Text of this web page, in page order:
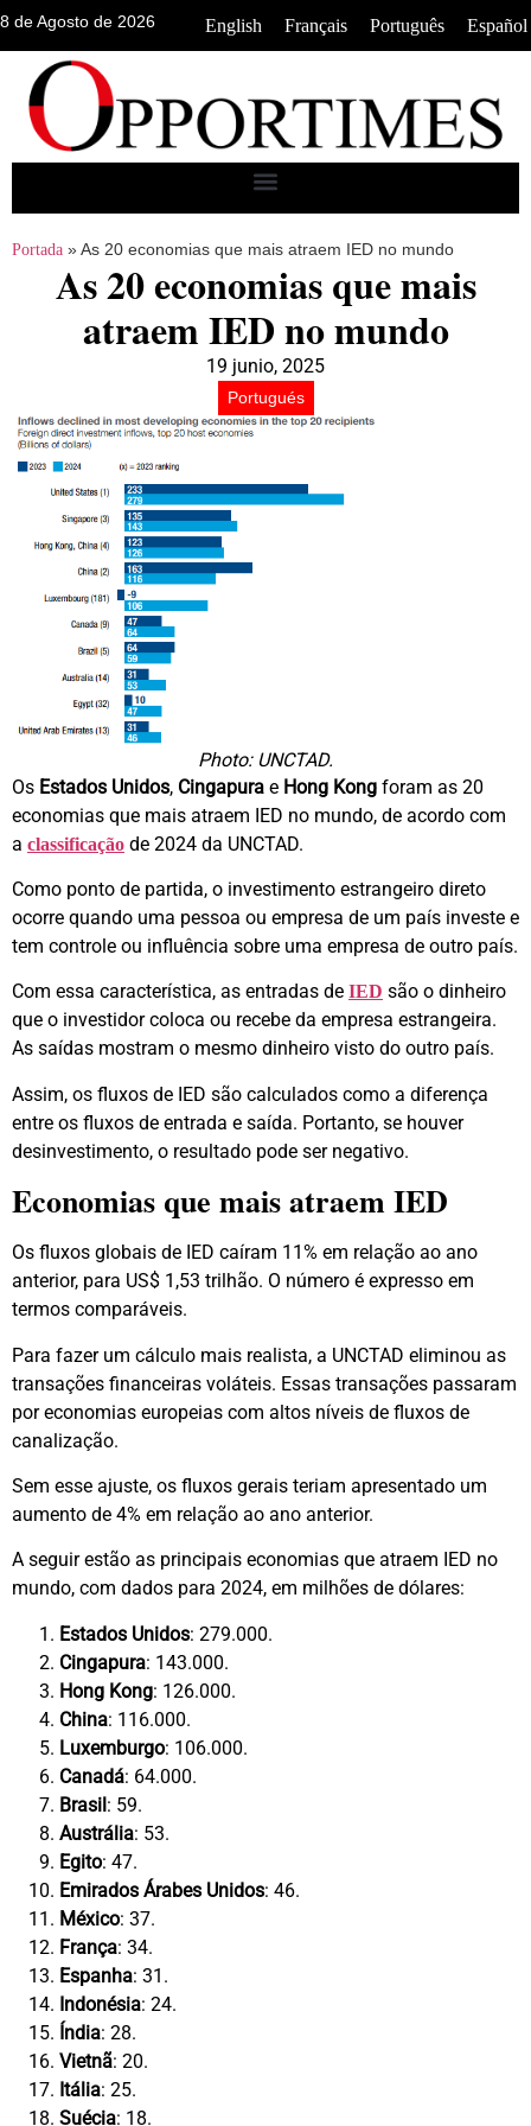
8 de Agosto de 2026 English Français Português Español
Portada »As 20 economias que mais atraem IED no mundo
As 20 economias que mais
atraem IED no mundo
19 junio, 2025
Portugués
Photo: UNCTAD.
Os Estados Unidos, Cingapura e Hong Kong foram as 20
economias que mais atraem IED no mundo, de acordo com
a classificação de 2024 da UNCTAD.
Como ponto de partida, o investimento estrangeiro direto
ocorre quando uma pessoa ou empresa de um país investe e
tem controle ou influência sobre uma empresa de outro país.
Com essa característica, as entradas de IED são o dinheiro
que o investidor coloca ou recebe da empresa estrangeira.
As saídas mostram o mesmo dinheiro visto do outro país.
Assim, os fluxos de IED são calculados como a diferença
entre os fluxos de entrada e saída. Portanto, se houver
desinvestimento, o resultado pode ser negativo.
Economias que mais atraem IED
Os fluxos globais de IED caíram 11% em relação ao ano
anterior, para US$ 1,53 trilhão. O número é expresso em
termos comparáveis.
Para fazer um cálculo mais realista, a UNCTAD eliminou as
transações financeiras voláteis. Essas transações passaram
por economias europeias com altos níveis de fluxos de
canalização.
Sem esse ajuste, os fluxos gerais teriam apresentado um
aumento de 4% em relação ao ano anterior.
A seguir estão as principais economias que atraem IED no
mundo, com dados para 2024, em milhões de dólares:
Estados Unidos: 279.000.
Cingapura: 143.000.
Hong Kong: 126.000.
China: 116.000.
Luxemburgo: 106.000.
Canadá: 64.000.
Brasil: 59.
Austrália: 53.
Egito: 47.
Emirados Árabes Unidos: 46.
México: 37.
França: 34.
Espanha: 31.
Indonésia: 24.
Índia: 28.
Vietnã: 20.
Itália: 25.
Suécia: 18.